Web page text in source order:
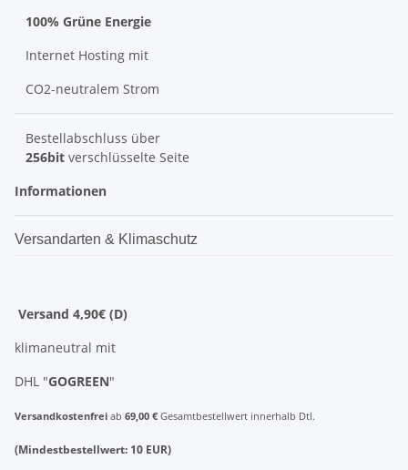
100% Grüne Energie
Internet Hosting mit
CO2-neutralem Strom
Bestellabschluss über
256bit verschlüsselte Seite
Informationen
Versandarten & Klimaschutz
Versand 4,90€ (D)
klimaneutral mit
DHL "GOGREEN"
Versandkostenfrei ab 69,00 € Gesamtbestellwert innerhalb Dtl.
(Mindestbestellwert: 10 EUR)